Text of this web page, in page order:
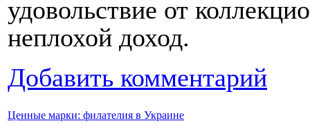
удовольствие от
неплохой доход.
Добавить комментарий
Ценные марки: филателия в Украине